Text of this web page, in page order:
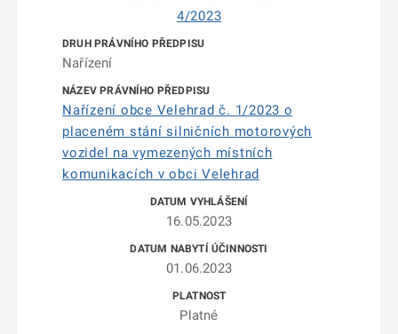
4/2023
Nařízení
Nařízení obce Velehrad č. 1/2023 o
placeném stání silničních motorových
vozidel na vymezených místních
komunikacích v obci Velehrad
16.05.2023
01.06.2023
Platné